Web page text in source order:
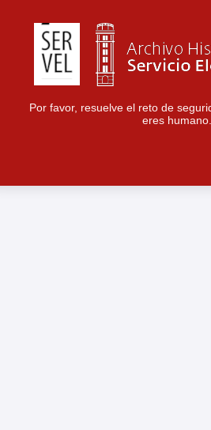
Por favor, resuelve el reto de
eres humano.